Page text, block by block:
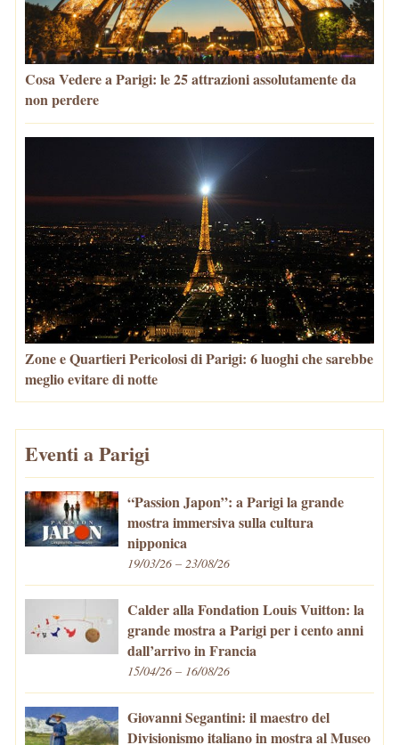
Cosa Vedere a Parigi: le 25 attrazioni assolutamente da
non perdere
Zone e Quartieri Pericolosi di Parigi: 6 luoghi che sarebbe
meglio evitare di notte
Eventi a Parigi
“Passion Japon”: a Parigi la grande
mostra immersiva sulla cultura
nipponica
19/03/26 – 23/08/26
Calder alla Fondation Louis Vuitton: la
grande mostra a Parigi per i cento anni
dall’arrivo in Francia
15/04/26 – 16/08/26
Giovanni Segantini: il maestro del
Divisionismo italiano in mostra al Museo